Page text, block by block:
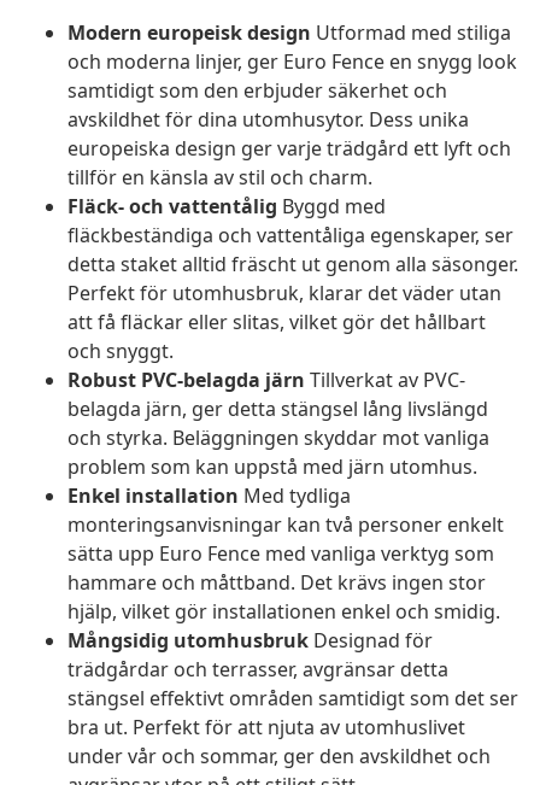
Modern europeisk design Utformad med stiliga
och moderna linjer, ger Euro Fence en snygg look
samtidigt som den erbjuder säkerhet och
avskildhet för dina utomhusytor. Dess unika
europeiska design ger varje trädgård ett lyft och
tillför en känsla av stil och charm.
Fläck- och vattentålig Byggd med
fläckbeständiga och vattentåliga egenskaper, ser
detta staket alltid fräscht ut genom alla säsonger.
Perfekt för utomhusbruk, klarar det väder utan
att få fläckar eller slitas, vilket gör det hållbart
och snyggt.
Robust PVC-belagda järn Tillverkat av PVC-
belagda järn, ger detta stängsel lång livslängd
och styrka. Beläggningen skyddar mot vanliga
problem som kan uppstå med järn utomhus.
Enkel installation Med tydliga
monteringsanvisningar kan två personer enkelt
sätta upp Euro Fence med vanliga verktyg som
hammare och måttband. Det krävs ingen stor
hjälp, vilket gör installationen enkel och smidig.
Mångsidig utomhusbruk Designad för
trädgårdar och terrasser, avgränsar detta
stängsel effektivt områden samtidigt som det ser
bra ut. Perfekt för att njuta av utomhuslivet
under vår och sommar, ger den avskildhet och